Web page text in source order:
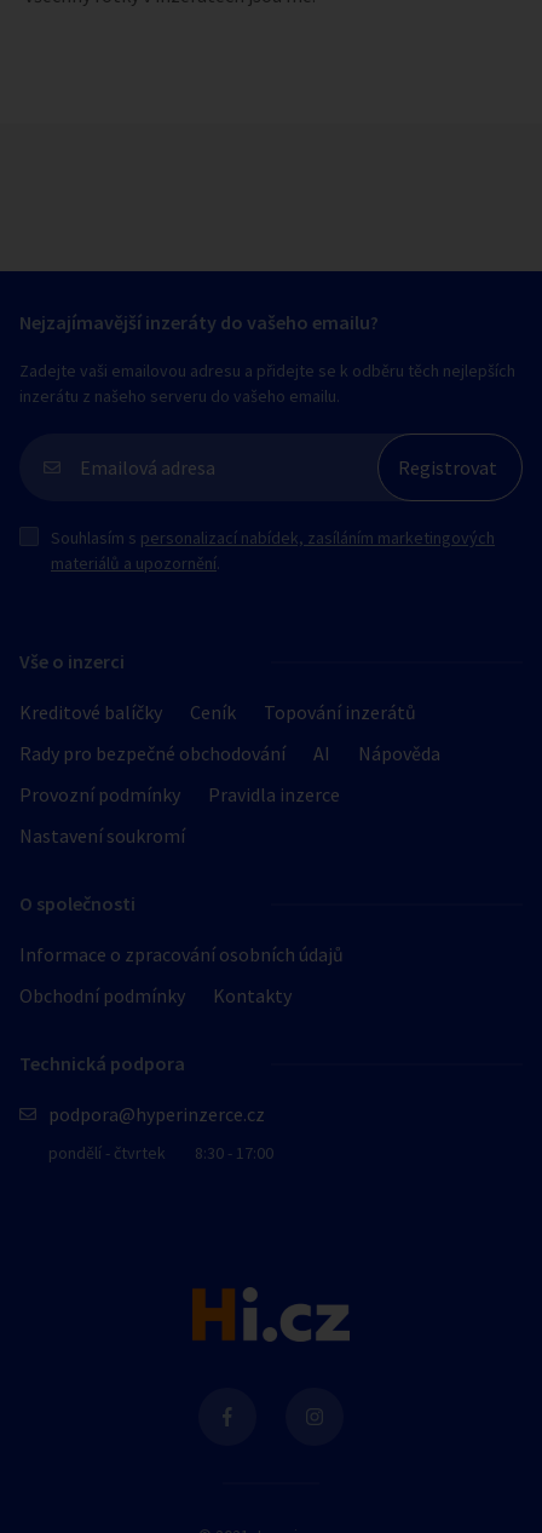
Vše o inzerci
Kreditové balíčky Ceník
Topování inzerátů
Rady pro bezpečné obchodování
AI
Nápověda
Provozní podmínky
Pravidla inzerce
Nastavení soukromí
O společnosti
Informace o zpracování osobních údajů
Obchodní podmínky
Kontakty
Technická podpora
podpora@hyperinzerce.cz
pondělí - čtvrtek 8:30 - 17:00
Nejzajímavější inzeráty do vašeho emailu?
Zadejte vaši emailovou adresu a přidejte se k odběru těch nejlepších
inzerátu z našeho serveru do vašeho emailu.
Souhlasím s personalizací nabídek, zasíláním marketingových
materiálů a upozornění.